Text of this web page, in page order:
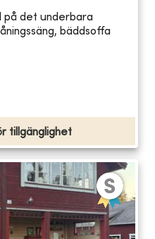
på det underbara
bäddsoffa
tillgänglighet